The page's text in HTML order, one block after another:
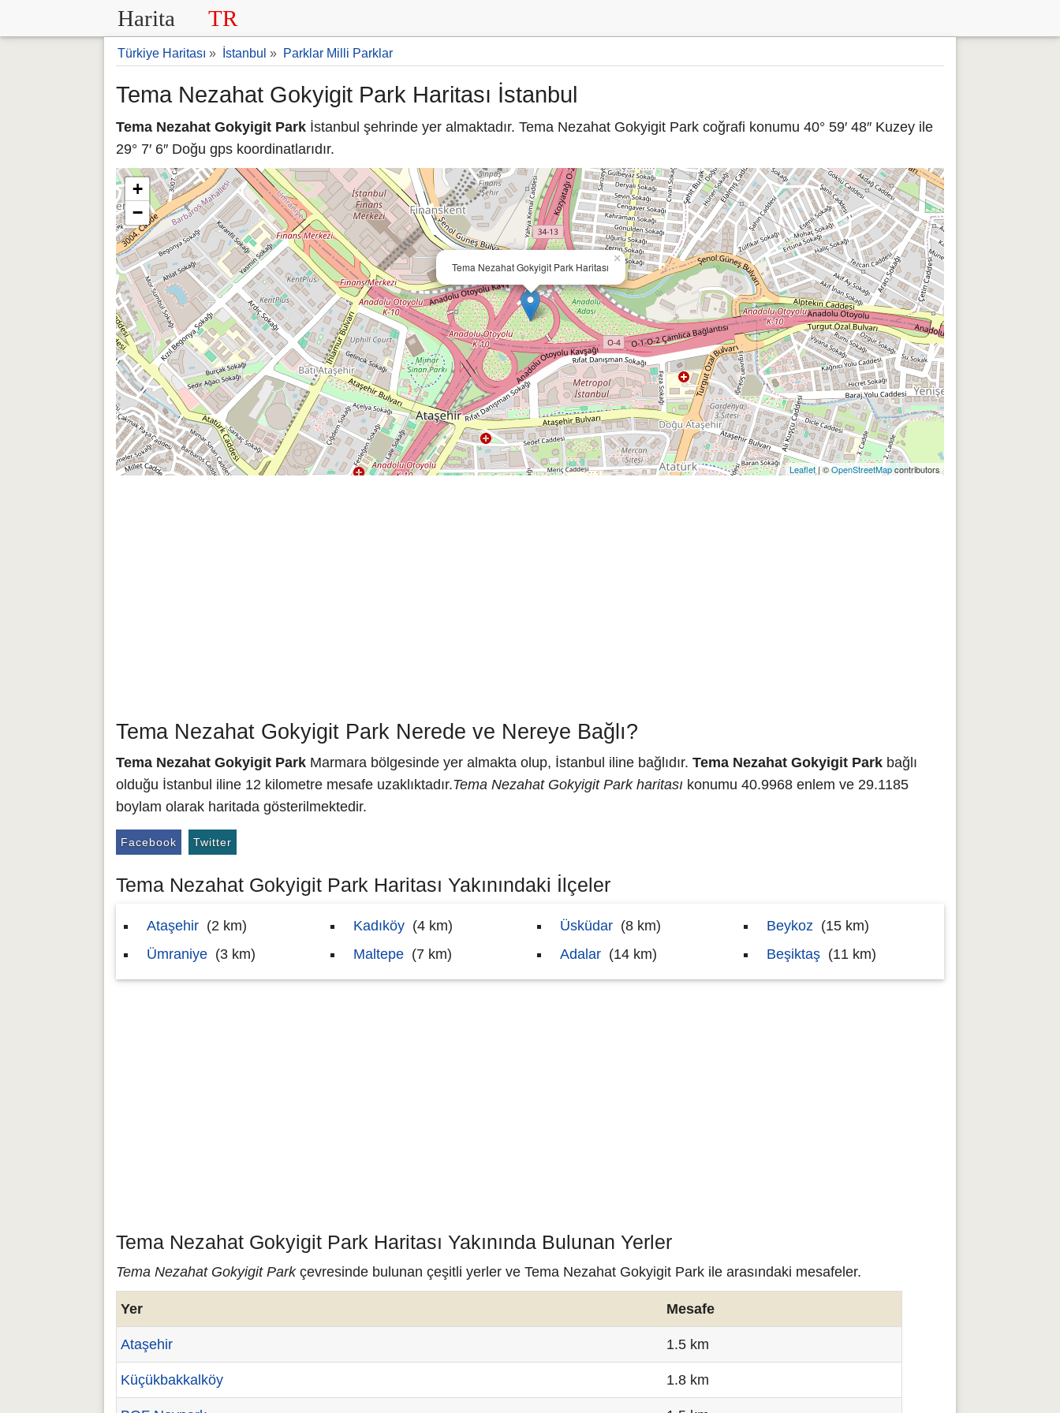
Harita TR
Türkiye Haritası » İstanbul » Parklar Milli Parklar
Tema Nezahat Gokyigit Park Haritası İstanbul
Tema Nezahat Gokyigit Park İstanbul şehrinde yer almaktadır. Tema Nezahat Gokyigit Park coğrafi konumu 40° 59′ 48″ Kuzey ile
29° 7′ 6″ Doğu gps koordinatlarıdır.
Tema Nezahat Gokyigit Park Haritası
×
+
−
Leaflet | ©OpenStreetMapcontributors
Tema Nezahat Gokyigit Park Nerede ve Nereye Bağlı?
Tema Nezahat Gokyigit Park Marmara bölgesinde yer almakta olup, İstanbul iline bağlıdır. Tema Nezahat Gokyigit Park bağlı
olduğu İstanbul iline 12 kilometre mesafe uzaklıktadır.Tema Nezahat Gokyigit Park haritası konumu 40.9968 enlem ve 29.1185
boylam olarak haritada gösterilmektedir.
Facebook Twitter
Tema Nezahat Gokyigit Park Haritası Yakınındaki İlçeler
Ataşehir (2 km)
Ümraniye (3 km)
Kadıköy (4 km)
Maltepe (7 km)
Üsküdar (8 km)
Adalar (14 km)
Beykoz (15 km)
Beşiktaş (11 km)
Tema Nezahat Gokyigit Park Haritası Yakınında Bulunan Yerler
Tema Nezahat Gokyigit Parkçevresinde bulunan çeşitli yerler ve Tema Nezahat Gokyigit Park ile arasındaki mesafeler.
Yer Mesafe
Ataşehir 1.5 km
Küçükbakkalköy 1.8 km